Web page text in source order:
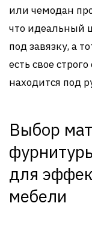
или чемодан
что идеальный
под завязку, а
есть свое
находится под
Выбор
для
мебели